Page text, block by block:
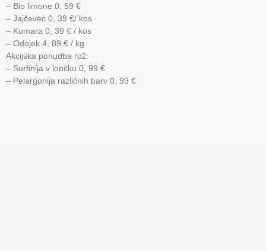
– Bio limone 0, 59 €
– Jajčevec 0, 39 €/ kos
– Kumara 0, 39 € / kos
– Odojek 4, 89 € / kg
Akcijska ponudba rož:
– Surfinija v lončku 0, 99 €
– Pelargonija različnih barv 0, 99 €